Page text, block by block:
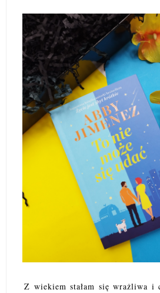
Z wiekiem stałam się wrażliwa i